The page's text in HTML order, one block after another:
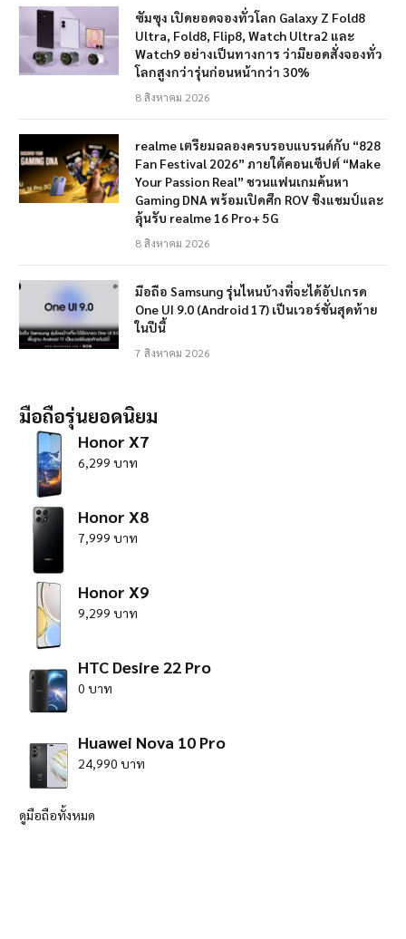
ซัมซุง เปิดยอดจองทั่วโลก Galaxy Z Fold8
Ultra, Fold8, Flip8, Watch Ultra2 และ
Watch9 อย่างเป็นทางการ ว่ามียอดสั่งจองทั่ว
โลกสูงกว่ารุ่นก่อนหน้ากว่า 30%
8 สิงหาคม 2026
realme เตรียมฉลองครบรอบแบรนด์กับ “828
Fan Festival 2026” ภายใต้คอนเซ็ปต์ “Make
Your Passion Real” ชวนแฟนเกมค้นหา
Gaming DNA พร้อมเปิดศึก ROV ชิงแชมป์และ
ลุ้นรับ realme 16 Pro+ 5G
8 สิงหาคม 2026
มือถือ Samsung รุ่นไหนบ้างที่จะได้อัปเกรด
One UI 9.0 (Android 17) เป็นเวอร์ชั่นสุดท้าย
ในปีนี้
7 สิงหาคม 2026
มือถือรุ่นยอดนิยม
Honor X7
6,299 บาท
Honor X8
7,999 บาท
Honor X9
9,299 บาท
HTC Desire 22 Pro
0 บาท
Huawei Nova 10 Pro
24,990 บาท
ดูมือถือทั้งหมด